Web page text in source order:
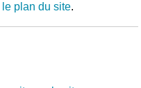
le plan du site.